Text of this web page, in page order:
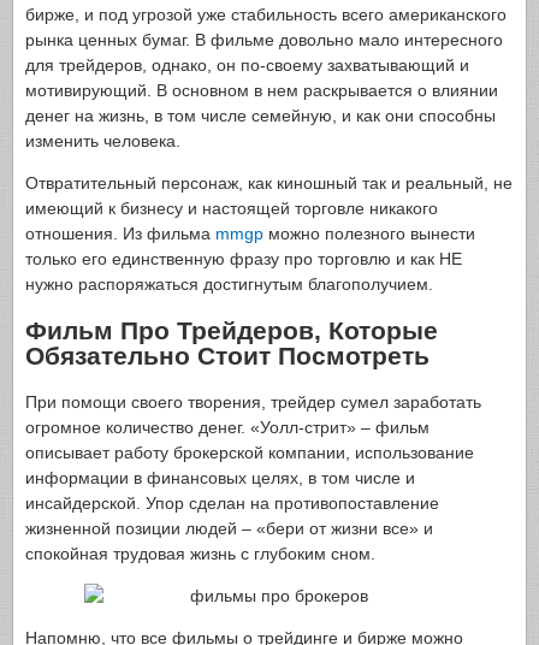
бирже, и под угрозой уже стабильность всего американского
рынка ценных бумаг. В фильме довольно мало интересного
для трейдеров, однако, он по-своему захватывающий и
мотивирующий. В основном в нем раскрывается о влиянии
денег на жизнь, в том числе семейную, и как они способны
изменить человека.
Отвратительный персонаж, как киношный так и реальный, не
имеющий к бизнесу и настоящей торговле никакого
отношения. Из фильма mmgp можно полезного вынести
только его единственную фразу про торговлю и как НЕ
нужно распоряжаться достигнутым благополучием.
Фильм Про Трейдеров, Которые
Обязательно Стоит Посмотреть
При помощи своего творения, трейдер сумел заработать
огромное количество денег. «Уолл-стрит» – фильм
описывает работу брокерской компании, использование
информации в финансовых целях, в том числе и
инсайдерской. Упор сделан на противопоставление
жизненной позиции людей – «бери от жизни все» и
спокойная трудовая жизнь с глубоким сном.
Напомню, что все фильмы о трейдинге и бирже можно